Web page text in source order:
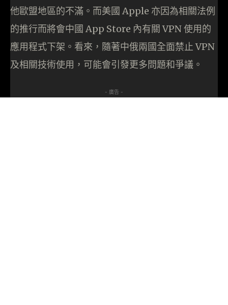
他歐盟地區的不滿。而美國 Apple 亦因為相關法例
的推行而將會中國 App Store 內有關 VPN 使用的
應用程式下架。看來，隨著中俄兩國全面禁止 VPN
及相關技術使用，可能會引發更多問題和爭議。
- 廣告 -